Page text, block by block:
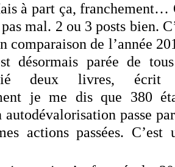
à part ça, franchement…
mal. 2 ou 3 posts bien.
comparaison de l’année
désormais parée de
deux livres, écrit
je me dis que 380
passe
actions passées. C’est